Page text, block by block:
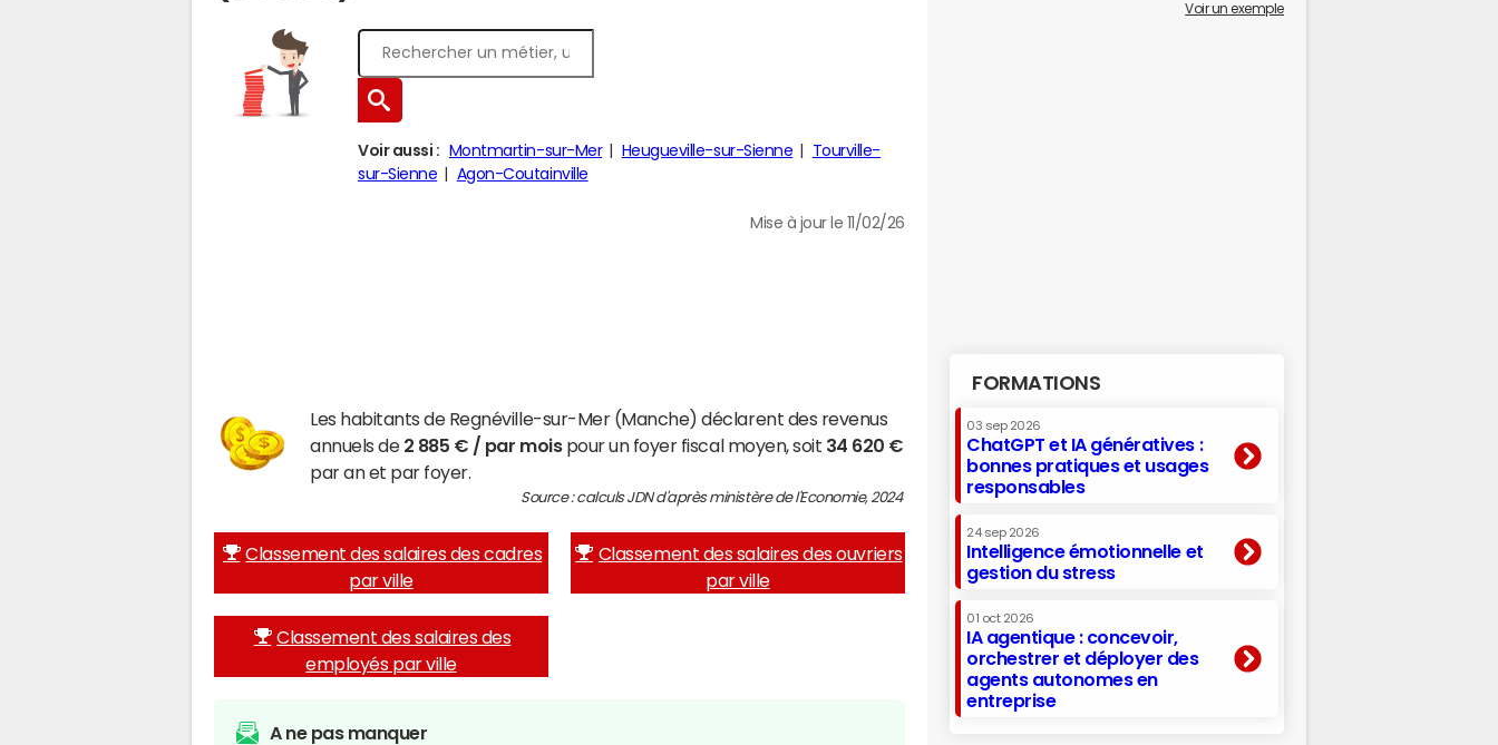
Voir aussi : Montmartin-sur-Mer Heugueville-sur-Sienne
Tourville-
sur-Sienne
Agon-Coutainville
Mise à jour le 11/02/26
Les habitants de Regnéville-sur-Mer (Manche) déclarent des revenus
annuels de 2 885 € / par moispour un foyer fiscal moyen, soit 34 620 €
par an et par foyer.
Source : calculs JDN d'après ministère de l'Economie, 2024
Classement des salaires des cadres
par ville
Classement des salaires des ouvriers
par ville
Classement des salaires des
employés par ville
A ne pas manquer
Voir un exemple
FORMATIONS
03 sep 2026
ChatGPT et IA génératives :
bonnes pratiques et usages
responsables
24 sep 2026
Intelligence émotionnelle et
gestion du stress
01 oct 2026
IA agentique : concevoir,
orchestrer et déployer des
agents autonomes en
entreprise